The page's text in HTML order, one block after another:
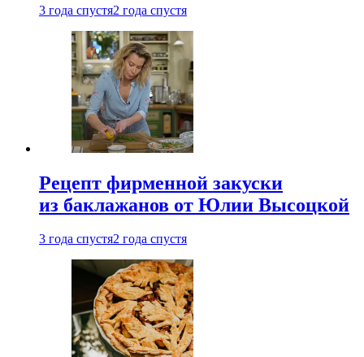
3 года спустя2 года спустя
Рецепт фирменной закуски
из баклажанов от Юлии Высоцкой
3 года спустя2 года спустя